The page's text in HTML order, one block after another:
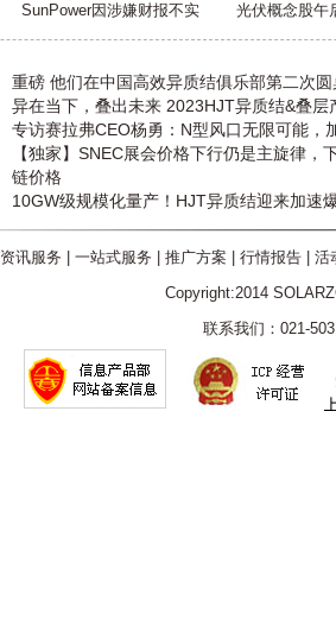
SunPower因涉嫌财报不实 光伏概念股午
重磅 他们在中国高效异质结俱乐部第二次
异在当下，叠出未来 2023HJT异质结&叠层
专访赛拉弗CEO杨勇：N型风口无限可能，
【独家】SNEC展会价格下行仍是主旋律，
链价格
10GW级规模化量产！HJT异质结迎来加速
资讯服务 一站式服务 推广方案 行情报告| 活
Copyright:2014
联系我们：021-